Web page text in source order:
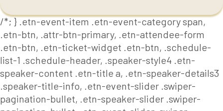
/*; } .etn-event-item .etn-event-category span,
.etn-btn, .attr-btn-primary, .etn-attendee-form
.etn-btn, .etn-ticket-widget .etn-btn, .schedule-
list-1 .schedule-header, .speaker-style4 .etn-
speaker-content .etn-title a, .etn-speaker-details3
.speaker-title-info, .etn-event-slider .swiper-
pagination-bullet, .etn-speaker-slider .swiper-